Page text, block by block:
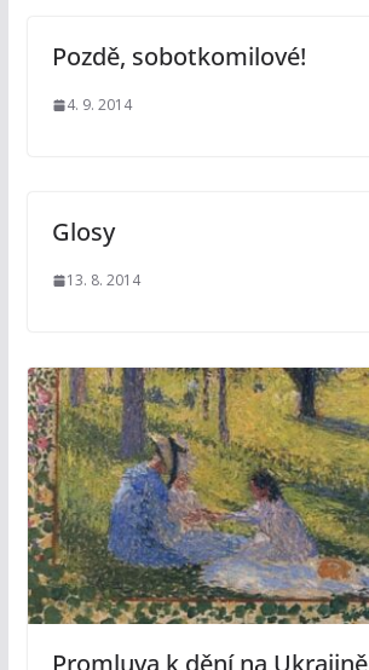
Pozdě, sobotkomilové!
4. 9. 2014
Glosy
13. 8. 2014
Promluva k dění na Ukrajině